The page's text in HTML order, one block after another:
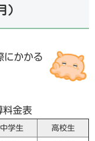
）
にかかる
料金表
中学生 高校生